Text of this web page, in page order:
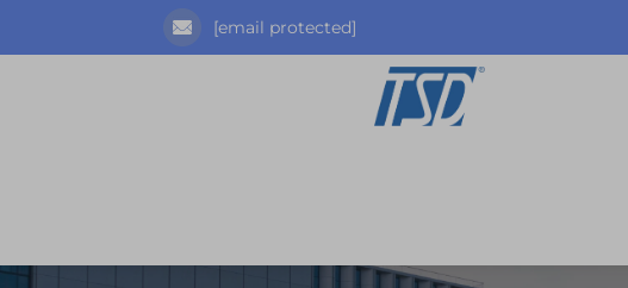
[email protected]